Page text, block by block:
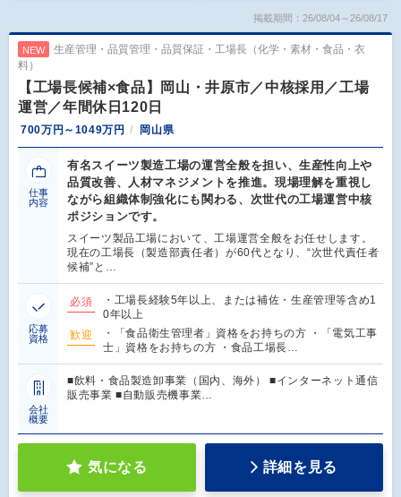
掲載期間：26/08/04～26/08/17
NEW
生産管理・品質管理・品質保証・工場長（化学・素材・食品・衣
料）
【工場長候補×食品】岡山・井原市／中核採用／工場
運営／年間休日120日
700万円～1049万円 岡山県
仕事
内容
有名スイーツ製造工場の運営全般を担い、生産性向上や
品質改善、人材マネジメントを推進。現場理解を重視し
ながら組織体制強化にも関わる、次世代の工場運営中核
ポジションです。
スイーツ製品工場において、工場運営全般をお任せします。
現在の工場長（製造部責任者）が60代となり、“次世代責任者
候補”と…
応募
資格
必須
・工場長経験5年以上、または補佐・生産管理等含め1
0年以上
歓迎
・「食品衛生管理者」資格をお持ちの方 ・「電気工事
士」資格をお持ちの方 ・食品工場長…
会社
概要
■飲料・食品製造卸事業（国内、海外） ■インターネット通信
販売事業 ■自動販売機事業…
気になる 詳細を見る